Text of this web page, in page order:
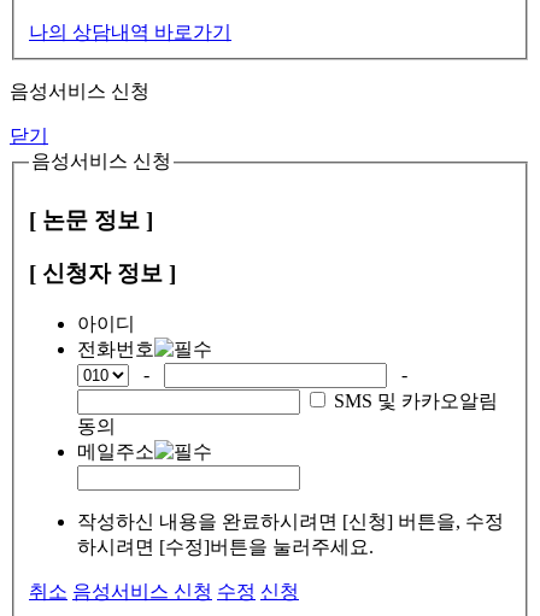
나의 상담내역 바로가기
음성서비스 신청
닫기
음성서비스 신청
[ 논문 정보 ]
[ 신청자 정보 ]
아이디
전화번호
-
-
SMS 및 카카오알림
동의
메일주소
작성하신 내용을 완료하시려면 [신청] 버튼을, 수정
하시려면 [수정]버튼을 눌러주세요.
취소 음성서비스 신청 수정 신청